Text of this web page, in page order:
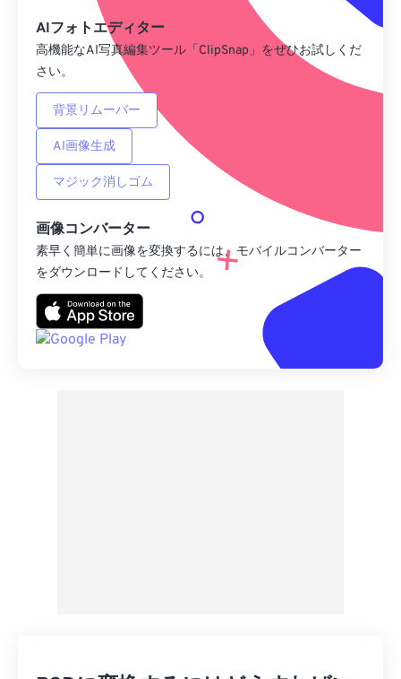
AIフォトエディター
高機能なAI写真編集ツール「ClipSnap」をぜひお試しくだ
さい。
背景リムーバー
AI画像生成
マジック消しゴム
画像コンバーター
素早く簡単に画像を変換するには、モバイルコンバーター
をダウンロードしてください。